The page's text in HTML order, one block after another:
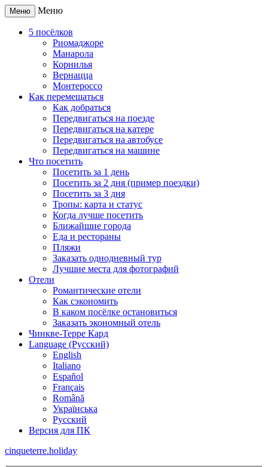
Меню Меню
5 посёлков
Риомаджоре
Манарола
Корнилья
Вернацца
Монтероссо
Как перемещаться
Как добраться
Передвигаться на поезде
Передвигаться на катере
Передвигаться на автобусе
Передвигаться на машине
Что посетить
Посетить за 1 день
Посетить за 2 дня (пример поездки)
Посетить за 3 дня
Тропы: карта и статус
Когда лучше посетить
Ближайшие города
Еда и рестораны
Пляжи
Заказать однодневный тур
Лучшие места для фотографий
Отели
Романтические отели
Как сэкономить
В каком посёлке остановиться
Заказать экономный отель
Чинкве-Терре Кард
Language (Русский)
English
Italiano
Español
Français
Română
Українська
Русский
Версия для ПК
cinqueterre.holiday